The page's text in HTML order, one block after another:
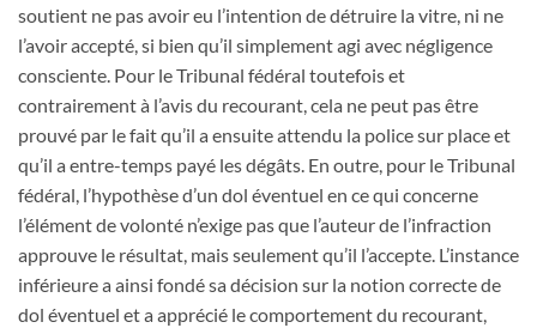
soutient ne pas avoir eu l’intention de détruire la vitre, ni ne
l’avoir accepté, si bien qu’il simplement agi avec négligence
consciente. Pour le Tribunal fédéral toutefois et
contrairement à l’avis du recourant, cela ne peut pas être
prouvé par le fait qu’il a ensuite attendu la police sur place et
qu’il a entre-temps payé les dégâts. En outre, pour le Tribunal
fédéral, l’hypothèse d’un dol éventuel en ce qui concerne
l’élément de volonté n’exige pas que l’auteur de l’infraction
approuve le résultat, mais seulement qu’il l’accepte. L’instance
inférieure a ainsi fondé sa décision sur la notion correcte de
dol éventuel et a apprécié le comportement du recourant,